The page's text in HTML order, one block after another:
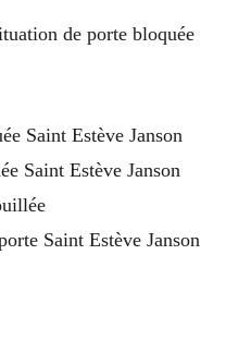
de porte bloquée
Saint Estève Janson
Saint Estève Janson
Saint Estève Janson